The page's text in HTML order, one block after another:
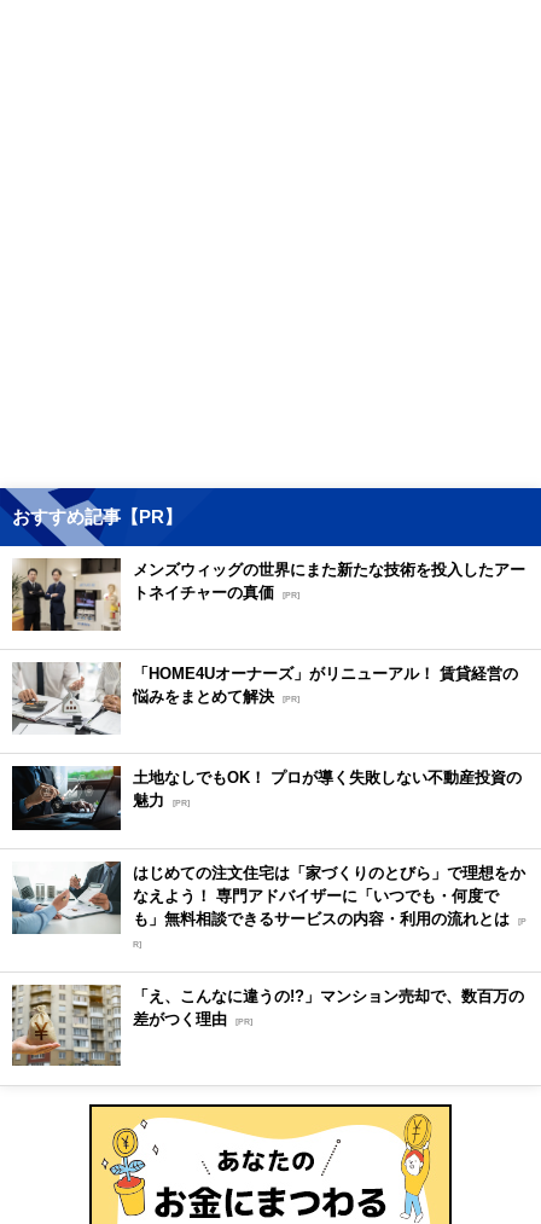
おすすめ記事【PR】
メンズウィッグの世界にまた新たな技術を投入したアー
トネイチャーの真価 [PR]
「HOME4Uオーナーズ」がリニューアル！ 賃貸経営の
悩みをまとめて解決 [PR]
土地なしでもOK！ プロが導く失敗しない不動産投資の
魅力
[PR]
はじめての注文住宅は「家づくりのとびら」で理想をか
なえよう！ 専門アドバイザーに「いつでも・何度で
も」無料相談できるサービスの内容・利用の流れとは [P
R]
「え、こんなに違うの!?」マンション売却で、数百万の
差がつく理由 [PR]